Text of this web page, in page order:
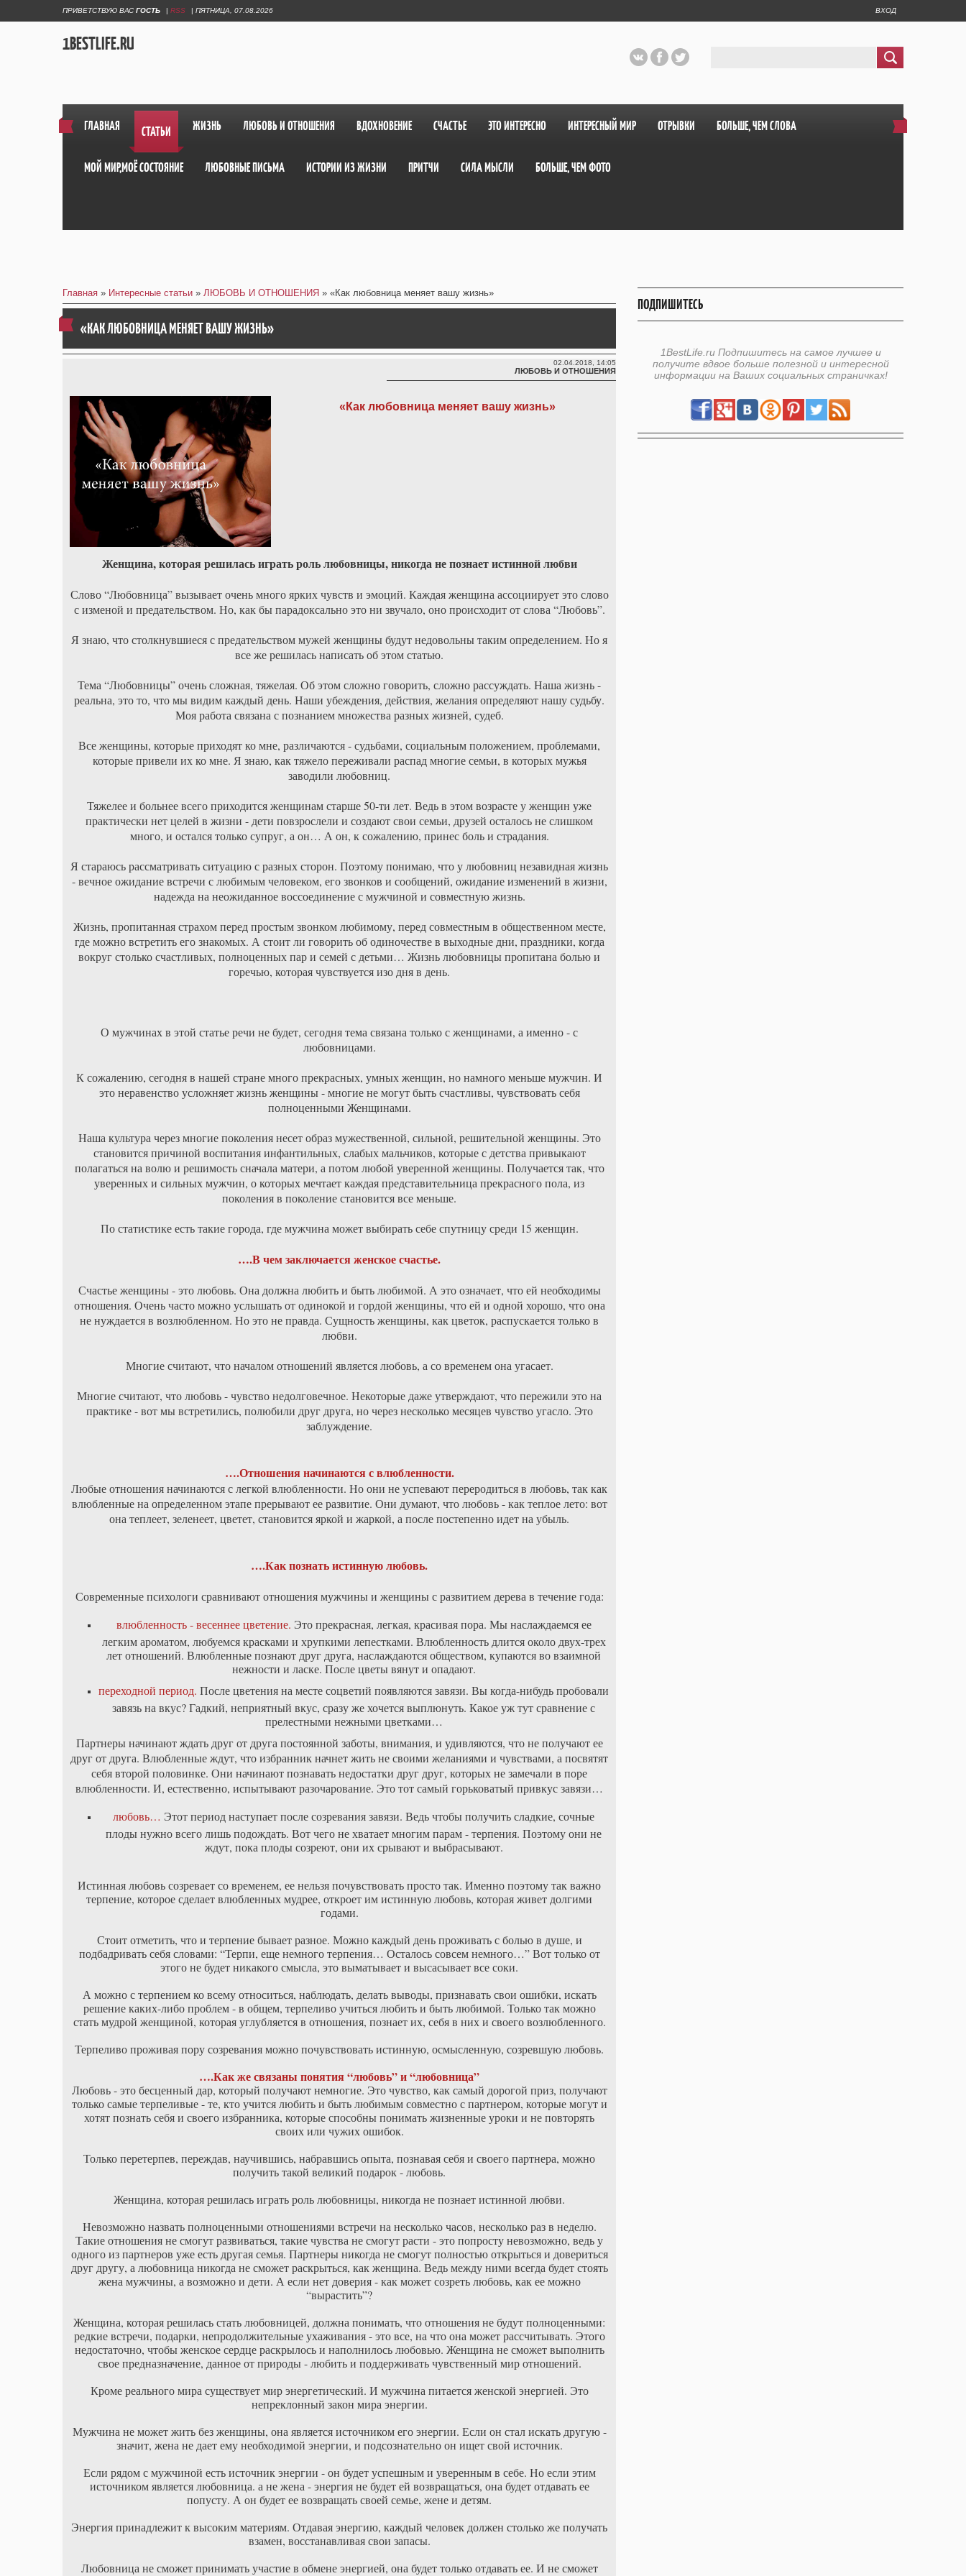
ПРИВЕТСТВУЮ ВАС ГОСТЬ | RSS | ПЯТНИЦА, 07.08.2026 ВХОД
1BESTLIFE.RU
ГЛАВНАЯ СТАТЬИ ЖИЗНЬ ЛЮБОВЬ И ОТНОШЕНИЯ ВДОХНОВЕНИЕ СЧАСТЬЕ ЭТО ИНТЕРЕСНО ИНТЕРЕСНЫЙ МИР ОТРЫВКИ БОЛЬШЕ, ЧЕМ СЛОВА
МОЙ МИР,МОЁ СОСТОЯНИЕ ЛЮБОВНЫЕ ПИСЬМА ИСТОРИИ ИЗ ЖИЗНИ ПРИТЧИ СИЛА МЫСЛИ БОЛЬШЕ, ЧЕМ ФОТО
Главная » Интересные статьи » ЛЮБОВЬ И ОТНОШЕНИЯ » «Как любовница меняет вашу жизнь»
«КАК ЛЮБОВНИЦА МЕНЯЕТ ВАШУ ЖИЗНЬ»
02.04.2018, 14:05
ЛЮБОВЬ И ОТНОШЕНИЯ
«Как любовница меняет вашу жизнь»
Женщина, которая решилась играть роль любовницы, никогда не познает истинной любви
Слово “Любовница” вызывает очень много ярких чувств и эмоций. Каждая женщина ассоциирует это слово
с изменой и предательством. Но, как бы парадоксально это ни звучало, оно происходит от слова “Любовь”.
Я знаю, что столкнувшиеся с предательством мужей женщины будут недовольны таким определением. Но я
все же решилась написать об этом статью.
Тема “Любовницы” очень сложная, тяжелая. Об этом сложно говорить, сложно рассуждать. Наша жизнь -
реальна, это то, что мы видим каждый день. Наши убеждения, действия, желания определяют нашу судьбу.
Моя работа связана с познанием множества разных жизней, судеб.
Все женщины, которые приходят ко мне, различаются - судьбами, социальным положением, проблемами,
которые привели их ко мне. Я знаю, как тяжело переживали распад многие семьи, в которых мужья
заводили любовниц.
Тяжелее и больнее всего приходится женщинам старше 50-ти лет. Ведь в этом возрасте у женщин уже
практически нет целей в жизни - дети повзрослели и создают свои семьи, друзей осталось не слишком
много, и остался только супруг, а он… А он, к сожалению, принес боль и страдания.
Я стараюсь рассматривать ситуацию с разных сторон. Поэтому понимаю, что у любовниц незавидная жизнь
- вечное ожидание встречи с любимым человеком, его звонков и сообщений, ожидание изменений в жизни,
надежда на неожиданное воссоединение с мужчиной и совместную жизнь.
Жизнь, пропитанная страхом перед простым звонком любимому, перед совместным в общественном месте,
где можно встретить его знакомых. А стоит ли говорить об одиночестве в выходные дни, праздники, когда
вокруг столько счастливых, полноценных пар и семей с детьми… Жизнь любовницы пропитана болью и
горечью, которая чувствуется изо дня в день.
О мужчинах в этой статье речи не будет, сегодня тема связана только с женщинами, а именно - с
любовницами.
К сожалению, сегодня в нашей стране много прекрасных, умных женщин, но намного меньше мужчин. И
это неравенство усложняет жизнь женщины - многие не могут быть счастливы, чувствовать себя
полноценными Женщинами.
Наша культура через многие поколения несет образ мужественной, сильной, решительной женщины. Это
становится причиной воспитания инфантильных, слабых мальчиков, которые с детства привыкают
полагаться на волю и решимость сначала матери, а потом любой уверенной женщины. Получается так, что
уверенных и сильных мужчин, о которых мечтает каждая представительница прекрасного пола, из
поколения в поколение становится все меньше.
По статистике есть такие города, где мужчина может выбирать себе спутницу среди 15 женщин.
….В чем заключается женское счастье.
Счастье женщины - это любовь. Она должна любить и быть любимой. А это означает, что ей необходимы
отношения. Очень часто можно услышать от одинокой и гордой женщины, что ей и одной хорошо, что она
не нуждается в возлюбленном. Но это не правда. Сущность женщины, как цветок, распускается только в
любви.
Многие считают, что началом отношений является любовь, а со временем она угасает.
Многие считают, что любовь - чувство недолговечное. Некоторые даже утверждают, что пережили это на
практике - вот мы встретились, полюбили друг друга, но через несколько месяцев чувство угасло. Это
заблуждение.
….Отношения начинаются с влюбленности.
Любые отношения начинаются с легкой влюбленности. Но они не успевают переродиться в любовь, так как
влюбленные на определенном этапе прерывают ее развитие. Они думают, что любовь - как теплое лето: вот
она теплеет, зеленеет, цветет, становится яркой и жаркой, а после постепенно идет на убыль.
….Как познать истинную любовь.
Современные психологи сравнивают отношения мужчины и женщины с развитием дерева в течение года:
влюбленность - весеннее цветение. Это прекрасная, легкая, красивая пора. Мы наслаждаемся ее
легким ароматом, любуемся красками и хрупкими лепестками. Влюбленность длится около двух-трех
лет отношений. Влюбленные познают друг друга, наслаждаются обществом, купаются во взаимной
нежности и ласке. После цветы вянут и опадают.
переходной период. После цветения на месте соцветий появляются завязи. Вы когда-нибудь пробовали
завязь на вкус? Гадкий, неприятный вкус, сразу же хочется выплюнуть. Какое уж тут сравнение с
прелестными нежными цветками…
Партнеры начинают ждать друг от друга постоянной заботы, внимания, и удивляются, что не получают ее
друг от друга. Влюбленные ждут, что избранник начнет жить не своими желаниями и чувствами, а посвятят
себя второй половинке. Они начинают познавать недостатки друг друг, которых не замечали в поре
влюбленности. И, естественно, испытывают разочарование. Это тот самый горьковатый привкус завязи…
любовь… Этот период наступает после созревания завязи. Ведь чтобы получить сладкие, сочные
плоды нужно всего лишь подождать. Вот чего не хватает многим парам - терпения. Поэтому они не
ждут, пока плоды созреют, они их срывают и выбрасывают.
Истинная любовь созревает со временем, ее нельзя почувствовать просто так. Именно поэтому так важно
терпение, которое сделает влюбленных мудрее, откроет им истинную любовь, которая живет долгими
годами.
Стоит отметить, что и терпение бывает разное. Можно каждый день проживать с болью в душе, и
подбадривать себя словами: “Терпи, еще немного терпения… Осталось совсем немного…” Вот только от
этого не будет никакого смысла, это выматывает и высасывает все соки.
А можно с терпением ко всему относиться, наблюдать, делать выводы, признавать свои ошибки, искать
решение каких-либо проблем - в общем, терпеливо учиться любить и быть любимой. Только так можно
стать мудрой женщиной, которая углубляется в отношения, познает их, себя в них и своего возлюбленного.
Терпеливо проживая пору созревания можно почувствовать истинную, осмысленную, созревшую любовь.
….Как же связаны понятия “любовь” и “любовница”
Любовь - это бесценный дар, который получают немногие. Это чувство, как самый дорогой приз, получают
только самые терпеливые - те, кто учится любить и быть любимым совместно с партнером, которые могут и
хотят познать себя и своего избранника, которые способны понимать жизненные уроки и не повторять
своих или чужих ошибок.
Только перетерпев, переждав, научившись, набравшись опыта, познавая себя и своего партнера, можно
получить такой великий подарок - любовь.
Женщина, которая решилась играть роль любовницы, никогда не познает истинной любви.
Невозможно назвать полноценными отношениями встречи на несколько часов, несколько раз в неделю.
Такие отношения не смогут развиваться, такие чувства не смогут расти - это попросту невозможно, ведь у
одного из партнеров уже есть другая семья. Партнеры никогда не смогут полностью открыться и довериться
друг другу, а любовница никогда не сможет раскрыться, как женщина. Ведь между ними всегда будет стоять
жена мужчины, а возможно и дети. А если нет доверия - как может созреть любовь, как ее можно
“вырастить”?
Женщина, которая решилась стать любовницей, должна понимать, что отношения не будут полноценными:
редкие встречи, подарки, непродолжительные ухаживания - это все, на что она может рассчитывать. Этого
недостаточно, чтобы женское сердце раскрылось и наполнилось любовью. Женщина не сможет выполнить
свое предназначение, данное от природы - любить и поддерживать чувственный мир отношений.
Кроме реального мира существует мир энергетический. И мужчина питается женской энергией. Это
непреклонный закон мира энергии.
Мужчина не может жить без женщины, она является источником его энергии. Если он стал искать другую -
значит, жена не дает ему необходимой энергии, и подсознательно он ищет свой источник.
Если рядом с мужчиной есть источник энергии - он будет успешным и уверенным в себе. Но если этим
источником является любовница. а не жена - энергия не будет ей возвращаться, она будет отдавать ее
попусту. А он будет ее возвращать своей семье, жене и детям.
Энергия принадлежит к высоким материям. Отдавая энергию, каждый человек должен столько же получать
взамен, восстанавливая свои запасы.
Любовница не сможет принимать участие в обмене энергией, она будет только отдавать ее. И не сможет
ПОДПИШИТЕСЬ
1BestLife.ru Подпишитесь на самое лучшее и
получите вдвое больше полезной и интересной
информации на Ваших социальных страничках!